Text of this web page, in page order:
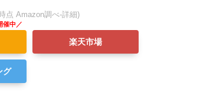
点 Amazon調べ-詳細)
楽天市場
グ